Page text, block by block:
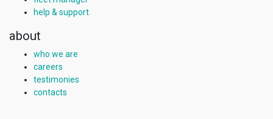
help & support
about
who we are
careers
testimonies
contacts